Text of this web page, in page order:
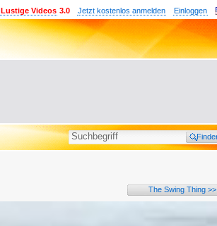
Einloggen
Jetzt kostenlos anmelden
Lustige Videos 3.0
The Swing Thing >>